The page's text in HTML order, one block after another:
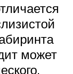
может